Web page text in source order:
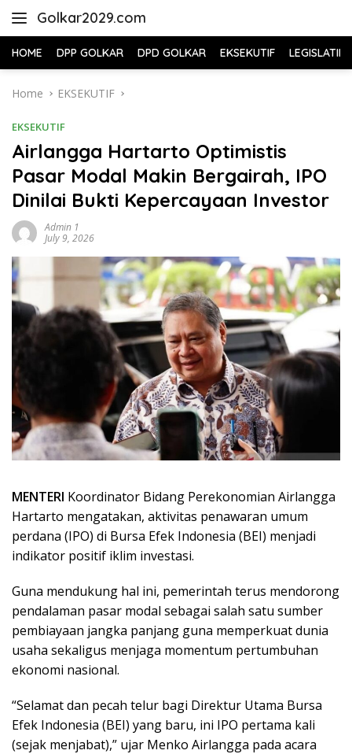
Golkar2029.com
HOME DPP GOLKAR DPD GOLKAR EKSEKUTIF LEGISLATIF
Home EKSEKUTIF
EKSEKUTIF
Airlangga Hartarto Optimistis
Pasar Modal Makin Bergairah, IPO
Dinilai Bukti Kepercayaan Investor
Admin 1
July 9, 2026
MENTERI Koordinator Bidang Perekonomian Airlangga
Hartarto mengatakan, aktivitas penawaran umum
perdana (IPO) di Bursa Efek Indonesia (BEI) menjadi
indikator positif iklim investasi.
Guna mendukung hal ini, pemerintah terus mendorong
pendalaman pasar modal sebagai salah satu sumber
pembiayaan jangka panjang guna memperkuat dunia
usaha sekaligus menjaga momentum pertumbuhan
ekonomi nasional.
“Selamat dan pecah telur bagi Direktur Utama Bursa
Efek Indonesia (BEI) yang baru, ini IPO pertama kali
(sejak menjabat),” ujar Menko Airlangga pada acara